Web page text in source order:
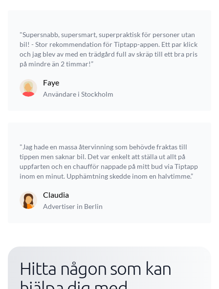
"Supersnabb, supersmart, superpraktisk för personer utan
bil! - Stor rekommendation för Tiptapp-appen. Ett par klick
och jag blev av med en trädgård full av skräp till ett bra pris
på mindre än 2 timmar!”
Faye
Användare i Stockholm
"Jag hade en massa återvinning som behövde fraktas till
tippen men saknar bil. Det var enkelt att ställa ut allt på
uppfarten och en chaufför nappade på mitt bud via Tiptapp
inom en minut. Upphämtning skedde inom en halvtimme.”
Claudia
Advertiser in Berlin
Hitta någon som kan